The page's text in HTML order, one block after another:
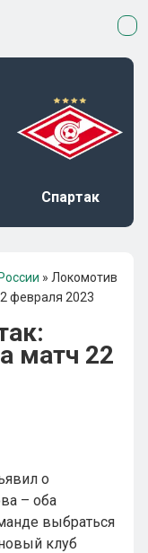
Спартак
» Локомотив
февраля 2023
матч 22
о
– оба
выбраться
клуб